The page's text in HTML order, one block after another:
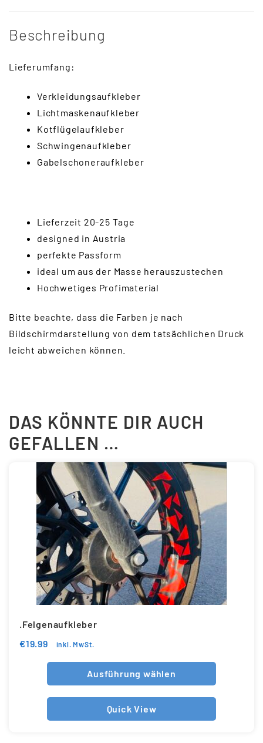
Beschreibung
Lieferumfang:
Verkleidungsaufkleber
Lichtmaskenaufkleber
Kotflügelaufkleber
Schwingenaufkleber
Gabelschoneraufkleber
Lieferzeit 20-25 Tage
designed in Austria
perfekte Passform
ideal um aus der Masse herauszustechen
Hochwetiges Profimaterial
Bitte beachte, dass die Farben je nach
Bildschirmdarstellung von dem tatsächlichen Druck
leicht abweichen können.
DAS KÖNNTE DIR AUCH
GEFALLEN …
.Felgenaufkleber
€19.99 inkl. MwSt.
Ausführung wählen
Quick View